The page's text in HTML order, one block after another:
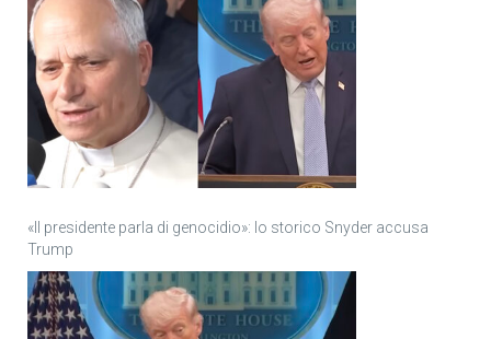
«Il presidente parla di genocidio»: lo storico Snyder accusa
Trump